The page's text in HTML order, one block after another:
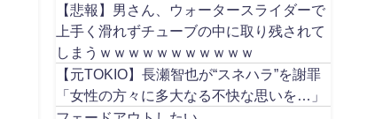
【悲報】男さん、ウォータースライダーで
上手く滑れずチューブの中に取り残されて
しまうｗｗｗｗｗｗｗｗｗｗｗ
【元TOKIO】長瀬智也が“スネハラ”を謝罪
「女性の方々に多大なる不快な思いを…」